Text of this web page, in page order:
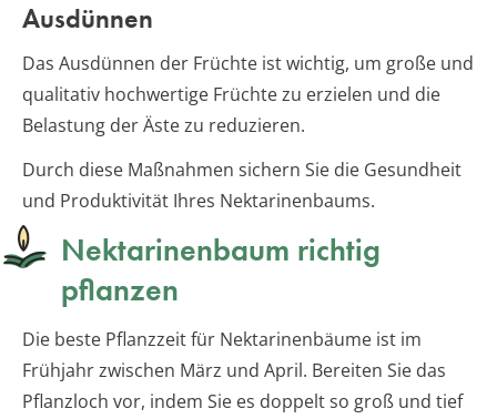
Ausdünnen
Das Ausdünnen der Früchte ist wichtig, um große und
qualitativ hochwertige Früchte zu erzielen und die
Belastung der Äste zu reduzieren.
Durch diese Maßnahmen sichern Sie die Gesundheit
und Produktivität Ihres Nektarinenbaums.
Nektarinenbaum richtig
pflanzen
Die beste Pflanzzeit für Nektarinenbäume ist im
Frühjahr zwischen März und April. Bereiten Sie das
Pflanzloch vor, indem Sie es doppelt so groß und tief